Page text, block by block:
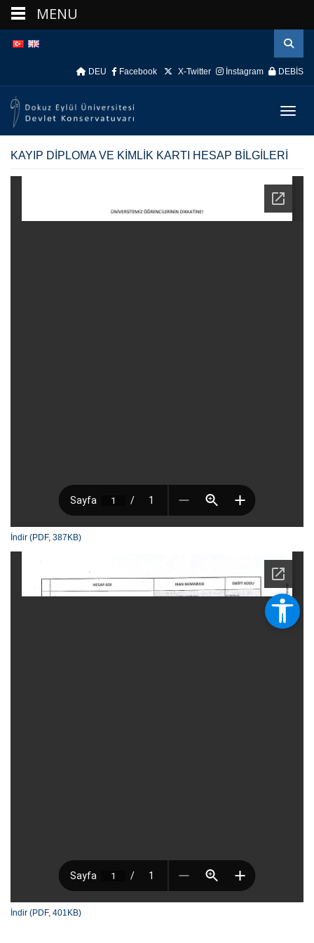
İçeriğe
atla
Navigasyona
atla
DEU Facebook X-Twitter İnstagram DEBİS
KAYIP DİPLOMA VE KİMLİK KARTI HESAP BİLGİLERİ
İndir (PDF, 387KB)
İndir (PDF, 401KB)
MENU